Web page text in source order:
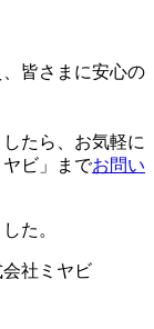
皆さまに安心の
たら、お気軽に
ビ」までお問い
た。
社ミヤビ